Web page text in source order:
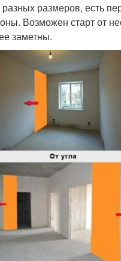
размеров, есть
Возможен старт от
заметны.